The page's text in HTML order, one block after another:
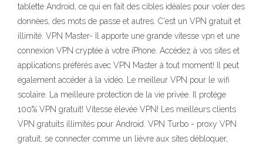
tablette Android, ce qui en fait des cibles idéales pour voler des
données, des mots de passe et autres. C'est un VPN gratuit et
illimité. VPN Master- Il apporte une grande vitesse vpn et une
connexion VPN cryptée à votre iPhone. Accédez à vos sites et
applications préférés avec VPN Master à tout moment! Il peut
également accéder à la vidéo. Le meilleur VPN pour le wifi
scolaire. La meilleure protection de la vie privée. Il protège
100% VPN gratuit! Vitesse élevée VPN! Les meilleurs clients
VPN gratuits illimités pour Android. VPN Turbo - proxy VPN
gratuit, se connecter comme un lièvre aux sites débloquer,